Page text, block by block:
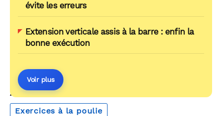
évite les erreurs
Extension verticale assis à la barre : enfin la
bonne exécution
Voir plus
AUTOUR DU MÊME THÈME
Exercices à la poulie